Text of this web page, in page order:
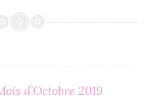
d’Octobre 2019